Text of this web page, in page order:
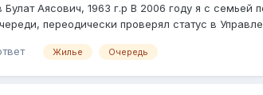
Булат Аясович, 1963 г.р В 2006 году я с
переодически проверял статус в
Жилье Очередь